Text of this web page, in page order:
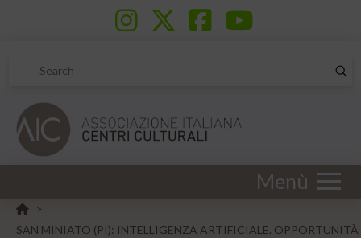
Search
Menù
HOME
>
SAN MINIATO (PI): INTELLIGENZA ARTIFICIALE.